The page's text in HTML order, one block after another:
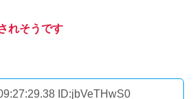
れそうです
ID:jbVeTHwS0